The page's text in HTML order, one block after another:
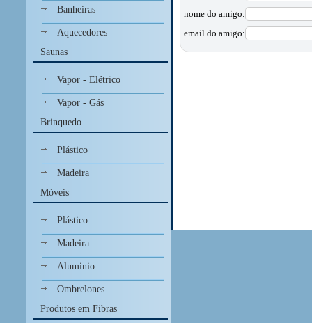
Banheiras
Aquecedores
Saunas
Vapor - Elétrico
Vapor - Gás
Brinquedo
Plástico
Madeira
Móveis
Plástico
Madeira
Aluminio
Ombrelones
Produtos em Fibras
nome do amigo:
email do amigo: